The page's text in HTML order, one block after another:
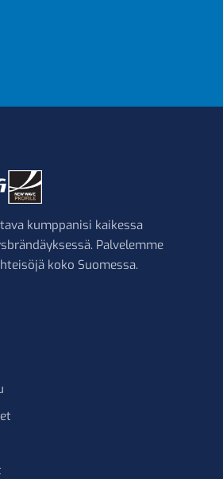
kumppanisi kaikessa
Palvelemme
koko Suomessa.